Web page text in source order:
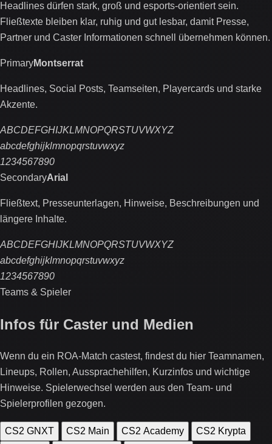
Headlines dürfen stark, groß und esports-orientiert sein.
Fließtexte bleiben klar, ruhig und gut lesbar, damit Presse,
Partner und Caster Informationen schnell übernehmen können.
PrimaryMontserrat
Headlines, Social Posts, Teamseiten, Playercards und starke
Akzente.
ABCDEFGHIJKLMNOPQRSTUVWXYZ
abcdefghijklmnopqrstuvwxyz
1234567890
SecondaryArial
Fließtext, Presseunterlagen, Hinweise, Beschreibungen und
längere Inhalte.
ABCDEFGHIJKLMNOPQRSTUVWXYZ
abcdefghijklmnopqrstuvwxyz
1234567890
Teams & Spieler
Infos für Caster und Medien
Wenn du ein ROA-Match castest, findest du hier Teamnamen,
Lineups, Rollen, Aussprachehilfen, Kurzinfos und wichtige
Hinweise. Spielerwechsel werden aus den Team- und
Spielerprofilen gezogen.
CS2 GNXT CS2 Main CS2 Academy
CS2 Krypta